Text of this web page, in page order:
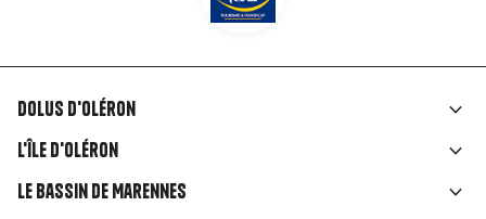
Liens
rubriques
Dolus d'Oléron
L'île d'Oléron
Le Bassin de Marennes